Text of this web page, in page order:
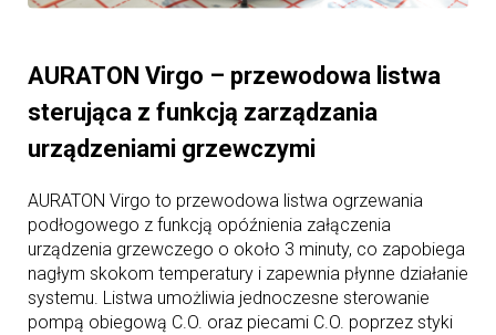
AURATON Virgo – przewodowa listwa
sterująca z funkcją zarządzania
urządzeniami grzewczymi
AURATON Virgo to przewodowa listwa ogrzewania
podłogowego z funkcją opóźnienia załączenia
urządzenia grzewczego o około 3 minuty, co zapobiega
nagłym skokom temperatury i zapewnia płynne działanie
systemu. Listwa umożliwia jednoczesne sterowanie
pompą obiegową C.O. oraz piecami C.O. poprzez styki